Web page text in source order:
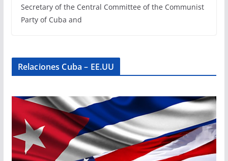
Secretary of the Central Committee of the Communist
Party of Cuba and
Relaciones Cuba – EE.UU